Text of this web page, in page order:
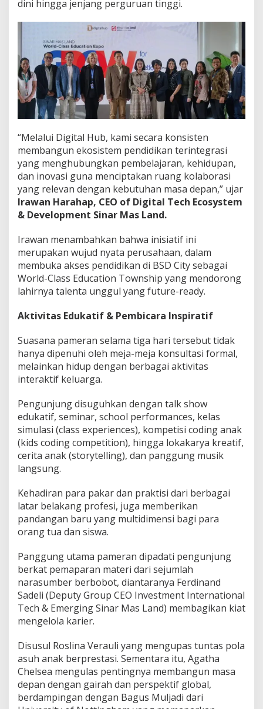
dini hingga jenjang perguruan tinggi.
“Melalui Digital Hub, kami secara konsisten
membangun ekosistem pendidikan terintegrasi
yang menghubungkan pembelajaran, kehidupan,
dan inovasi guna menciptakan ruang kolaborasi
yang relevan dengan kebutuhan masa depan,” ujar
Irawan Harahap, CEO of Digital Tech Ecosystem
& Development Sinar Mas Land.
Irawan menambahkan bahwa inisiatif ini
merupakan wujud nyata perusahaan, dalam
membuka akses pendidikan di BSD City sebagai
World-Class Education Township yang mendorong
lahirnya talenta unggul yang future-ready.
Aktivitas Edukatif & Pembicara Inspiratif
Suasana pameran selama tiga hari tersebut tidak
hanya dipenuhi oleh meja-meja konsultasi formal,
melainkan hidup dengan berbagai aktivitas
interaktif keluarga.
Pengunjung disuguhkan dengan talk show
edukatif, seminar, school performances, kelas
simulasi (class experiences), kompetisi coding anak
(kids coding competition), hingga lokakarya kreatif,
cerita anak (storytelling), dan panggung musik
langsung.
Kehadiran para pakar dan praktisi dari berbagai
latar belakang profesi, juga memberikan
pandangan baru yang multidimensi bagi para
orang tua dan siswa.
Panggung utama pameran dipadati pengunjung
berkat pemaparan materi dari sejumlah
narasumber berbobot, diantaranya Ferdinand
Sadeli (Deputy Group CEO Investment International
Tech & Emerging Sinar Mas Land) membagikan kiat
mengelola karier.
Disusul Roslina Verauli yang mengupas tuntas pola
asuh anak berprestasi. Sementara itu, Agatha
Chelsea mengulas pentingnya membangun masa
depan dengan gairah dan perspektif global,
berdampingan dengan Bagus Muljadi dari